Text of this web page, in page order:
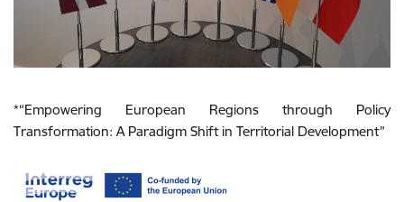
*“Empowering European Regions through Policy
Transformation: A Paradigm Shift in Territorial Development”